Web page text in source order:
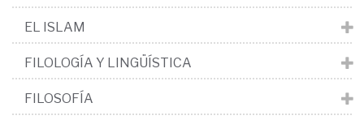
EL ISLAM
FILOLOGÍA Y LINGÜÍSTICA
FILOSOFÍA